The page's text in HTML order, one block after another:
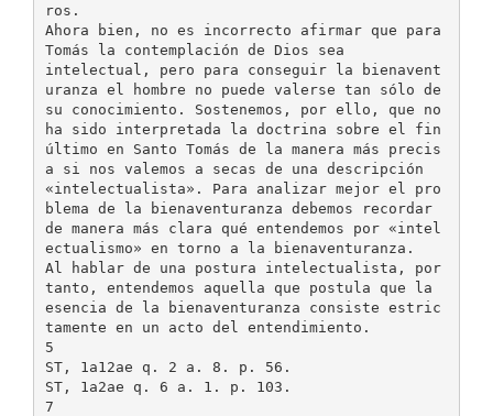
ros.
Ahora bien, no es incorrecto afirmar que para
Tomás la contemplación de Dios sea
intelectual, pero para conseguir la bienavent
uranza el hombre no puede valerse tan sólo de
su conocimiento. Sostenemos, por ello, que no
ha sido interpretada la doctrina sobre el fin
último en Santo Tomás de la manera más precis
a si nos valemos a secas de una descripción
«intelectualista». Para analizar mejor el pro
blema de la bienaventuranza debemos recordar
de manera más clara qué entendemos por «intel
ectualismo» en torno a la bienaventuranza.
Al hablar de una postura intelectualista, por
tanto, entendemos aquella que postula que la
esencia de la bienaventuranza consiste estric
tamente en un acto del entendimiento.
5
ST, 1a12ae q. 2 a. 8. p. 56.
ST, 1a2ae q. 6 a. 1. p. 103.
7